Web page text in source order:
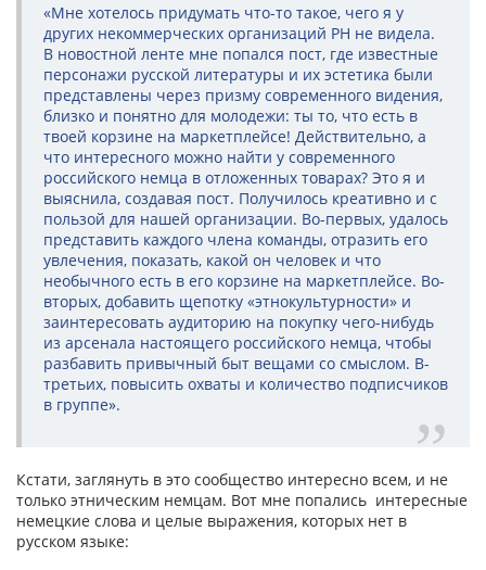
«Мне хотелось придумать что-то такое, чего я у
других некоммерческих организаций РН не видела.
В новостной ленте мне попался пост, где известные
персонажи русской литературы и их эстетика были
представлены через призму современного видения,
близко и понятно для молодежи: ты то, что есть в
твоей корзине на маркетплейсе! Действительно, а
что интересного можно найти у современного
российского немца в отложенных товарах? Это я и
выяснила, создавая пост. Получилось креативно и с
пользой для нашей организации. Во-первых, удалось
представить каждого члена команды, отразить его
увлечения, показать, какой он человек и что
необычного есть в его корзине на маркетплейсе. Во-
вторых, добавить щепотку «этнокультурности» и
заинтересовать аудиторию на покупку чего-нибудь
из арсенала настоящего российского немца, чтобы
разбавить привычный быт вещами со смыслом. В-
третьих, повысить охваты и количество подписчиков
в группе».
Кстати, заглянуть в это сообщество интересно всем, и не
только этническим немцам. Вот мне попались интересные
немецкие слова и целые выражения, которых нет в
русском языке: